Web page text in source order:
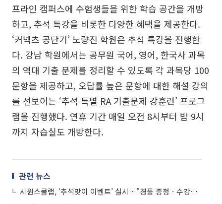
프라인 캠퍼스에 수험생들을 위한 학습 공간을 개방
하고, 추석 특강을 비롯한 다양한 혜택을 제공한다.
‘커넥츠 공단기’ 노량진 학원은 추석 특강을 진행한
다. 강남 학원에서는 공무원 국어, 영어, 한국사 과목
의 역대 기출 문제를 정리할 수 있도록 각 과목당 100
문항을 제공하고, 오답률 높은 문항에 대한 해설 강의
를 선보이는 ‘추석 특별 RA 기출문제 강훈련’ 프로그
램을 진행했다. 연휴 기간 매일 오전 8시부터 밤 9시
까지 자습실도 개방한다.
관련 뉴스
시원스쿨랩, ‘추석맞이 이벤트’ 실시…"경품 증정ㆍ수강기간 연장"